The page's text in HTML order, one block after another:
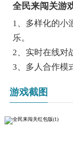
全民来闯关游
1、多样化的小
乐。
2、实时在线对
3、多人合作模
游戏截图